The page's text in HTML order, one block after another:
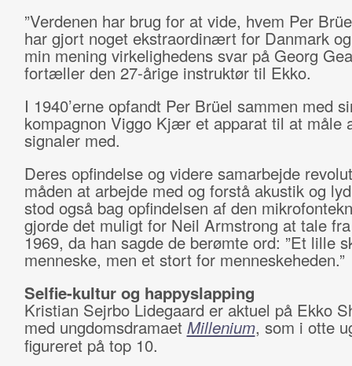
”Verdenen har brug for at vide, hvem Per
har gjort noget ekstraordinært for Danmark
min mening virkelighedens svar på Georg
fortæller den 27-årige instruktør til Ekko.
I 1940’erne opfandt Per Brüel sammen med
kompagnon Viggo Kjær et apparat til at måle
signaler med.
Deres opfindelse og videre samarbejde
måden at arbejde med og forstå akustik og
stod også bag opfindelsen af den
gjorde det muligt for Neil Armstrong at tale
1969, da han sagde de berømte ord: ”Et lille
menneske, men et stort for menneskeheden.”
Selfie-kultur og happyslapping
Kristian Sejrbo Lidegaard er aktuel på Ekko
med ungdomsdramaet Millenium, som i otte
figureret på top 10.